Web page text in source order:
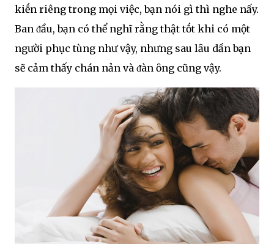
kiḗn ​​riêng trong mọi việc, bạn nói gì thì nghe nấy.
Ban ᵭầu, bạn có thể nghĩ rằng thật tṓt khi có một
người phục tùng như vậy, nhưng sau lȃu dần bạn
sẽ cảm thấy chán nản và ᵭàn ȏng cũng vậy.